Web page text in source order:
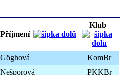
Příjmení
Klub
Göghová
KomBr
Nešporová
PKKBr